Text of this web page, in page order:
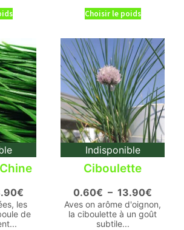
Choisir le poids
€
les
de
Indisponible
Ciboulette
0.60€ – 13.90€
Aves on arôme d'oignon,
la ciboulette à un goût
subtile...